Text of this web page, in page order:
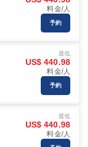
料金/人
予約
最低
US$ 440.98
料金/人
予約
最低
US$ 440.98
料金/人